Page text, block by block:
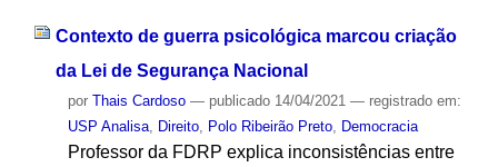
Contexto de guerra psicológica marcou criação
da Lei de Segurança Nacional
por Thais Cardoso — publicado14/04/2021 — registrado em:
USP Analisa, Direito, Polo Ribeirão Preto, Democracia
Professor da FDRP explica inconsistências entre